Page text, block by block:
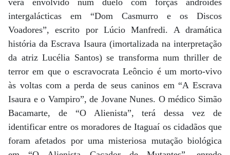
verá envolvido num duelo com forças androides
intergalácticas em “Dom Casmurro e os Discos
Voadores”, escrito por Lúcio Manfredi. A dramática
história da Escrava Isaura (imortalizada na interpretação
da atriz Lucélia Santos) se transforma num thriller de
terror em que o escravocrata Leôncio é um morto-vivo
às voltas com a perda de seus caninos em “A Escrava
Isaura e o Vampiro”, de Jovane Nunes. O médico Simão
Bacamarte, de “O Alienista”, terá dessa vez de
identificar entre os moradores de Itaguaí os cidadãos que
foram afetados por uma misteriosa mutação biológica